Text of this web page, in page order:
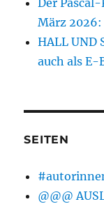
Der
März
HALL UND
auch als E-
SEITEN
@@@